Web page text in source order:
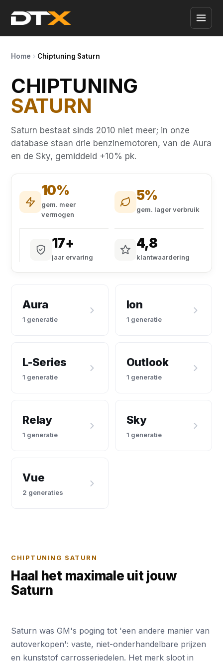
Home Chiptuning Saturn
CHIPTUNING
SATURN
Saturn bestaat sinds 2010 niet meer; in onze
database staan drie benzinemotoren, van de Aura
en de Sky, gemiddeld +10% pk.
10%
gem. meer
vermogen
5%
gem. lager verbruik
17+
jaar ervaring
4,8
klantwaardering
Aura
1 generatie
Ion
1 generatie
L-Series
1 generatie
Outlook
1 generatie
Relay
1 generatie
Sky
1 generatie
Vue
2 generaties
CHIPTUNING SATURN
Haal het maximale uit jouw
Saturn
Saturn was GM's poging tot 'een andere manier van
autoverkopen': vaste, niet-onderhandelbare prijzen
en kunststof carrosseriedelen. Het merk sloot in